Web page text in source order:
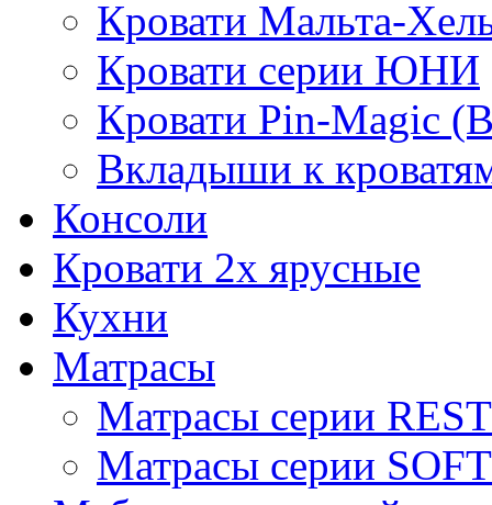
Кровати Мальта-
Кровати серии ЮНИ
Кровати Pin-Magic
Вкладыши к
Консоли
Кровати 2х ярусные
Кухни
Матрасы
Матрасы серии REST
Матрасы серии SOFT